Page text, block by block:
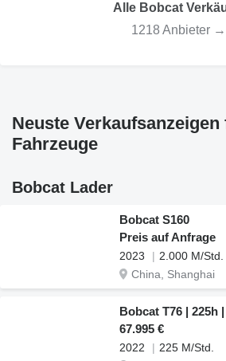
Alle Bobcat
1218 Anbieter →
Neuste
Fahrzeuge
Bobcat Lader
Bobcat S160
Preis auf Anfrage
2023
2.000 M/Std.
China, Shanghai
67.995 €
2022
225 M/Std.